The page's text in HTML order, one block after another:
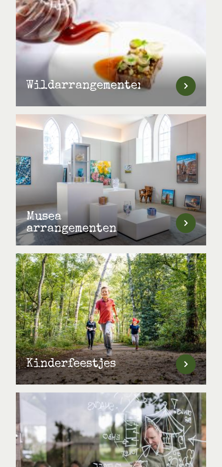
Wildarrangementen
Musea
arrangementen
Kinderfeestjes